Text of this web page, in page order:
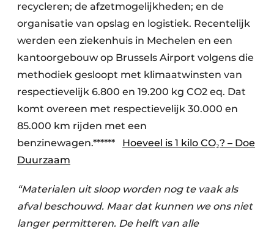
recycleren; de afzetmogelijkheden; en de
organisatie van opslag en logistiek. Recentelijk
werden een ziekenhuis in Mechelen en een
kantoorgebouw op Brussels Airport volgens die
methodiek gesloopt met klimaatwinsten van
respectievelijk 6.800 en 19.200 kg CO2 eq. Dat
komt overeen met respectievelijk 30.000 en
85.000 km rijden met een
benzinewagen.****** Hoeveel is 1 kilo CO₂? – Doe
Duurzaam
“Materialen uit sloop worden nog te vaak als
afval beschouwd. Maar dat kunnen we ons niet
langer permitteren. De helft van alle